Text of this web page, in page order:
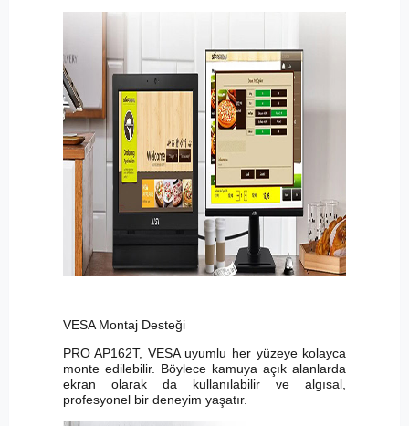
VESA Montaj Desteği
PRO AP162T, VESA uyumlu her yüzeye kolayca
monte edilebilir. Böylece kamuya açık alanlarda
ekran olarak da kullanılabilir ve algısal,
profesyonel bir deneyim yaşatır.